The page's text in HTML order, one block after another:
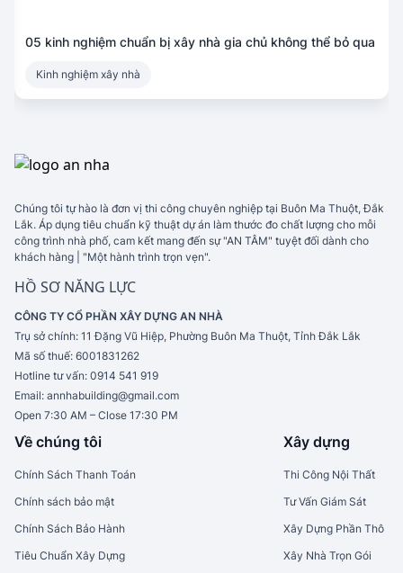
05 kinh nghiệm chuẩn bị xây nhà gia chủ không thể bỏ qua
Kinh nghiệm xây nhà
Chúng tôi tự hào là đơn vị thi công chuyên nghiệp tại Buôn Ma Thuột, Đắk
Lắk. Áp dụng tiêu chuẩn kỹ thuật dự án làm thước đo chất lượng cho mỗi
công trình nhà phố, cam kết mang đến sự "AN TÂM" tuyệt đối dành cho
khách hàng | "Một hành trình trọn vẹn".
HỒ SƠ NĂNG LỰC
CÔNG TY CỔ PHẦN XÂY DỰNG AN NHÀ
Trụ sở chính: 11 Đặng Vũ Hiệp, Phường Buôn Ma Thuột, Tỉnh Đắk Lắk
Mã số thuế: 6001831262
Hotline tư vấn: 0914 541 919
Email: annhabuilding@gmail.com
Open 7:30 AM – Close 17:30 PM
Về chúng tôi
Chính Sách Thanh Toán
Chính sách bảo mật
Chính Sách Bảo Hành
Tiêu Chuẩn Xây Dựng
Xây dựng
Thi Công Nội Thất
Tư Vấn Giám Sát
Xây Dựng Phần Thô
Xây Nhà Trọn Gói